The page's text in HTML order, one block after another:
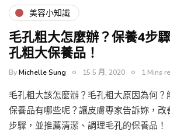
美容小知識
毛孔粗大怎麼辦？保養4步
孔粗大保養品！
ByMichelle Sung 15 5 月, 2020 1 Mins
毛孔粗大該怎麼辦？毛孔粗大原因為何？
保養品有哪些呢？讓皮膚專家告訴妳，
步驟，並推薦清潔、調理毛孔的保養品！